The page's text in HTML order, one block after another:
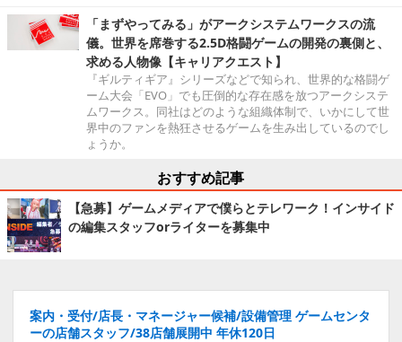
「まずやってみる」がアークシステムワークスの流
儀。世界を席巻する2.5D格闘ゲームの開発の裏側と、
求める人物像【キャリアクエスト】
『ギルティギア』シリーズなどで知られ、世界的な格闘ゲ
ーム大会「EVO」でも圧倒的な存在感を放つアークシステ
ムワークス。同社はどのような組織体制で、いかにして世
界中のファンを熱狂させるゲームを生み出しているのでし
ょうか。
おすすめ記事
【急募】ゲームメディアで僕らとテレワーク！インサイド
の編集スタッフorライターを募集中
案内・受付/店長・マネージャー候補/設備管理 ゲームセンタ
ーの店舗スタッフ/38店舗展開中 年休120日